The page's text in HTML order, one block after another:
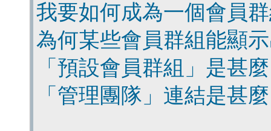
我要如何成為一個會員
為何某些會員群組能顯
「預設會員群組」是甚
「管理團隊」連結是甚